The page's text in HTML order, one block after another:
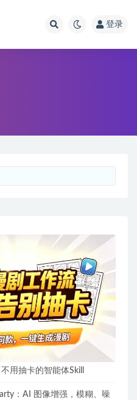
登录
用抽卡的智能体Skill
：AI 图像增强，模糊、噪